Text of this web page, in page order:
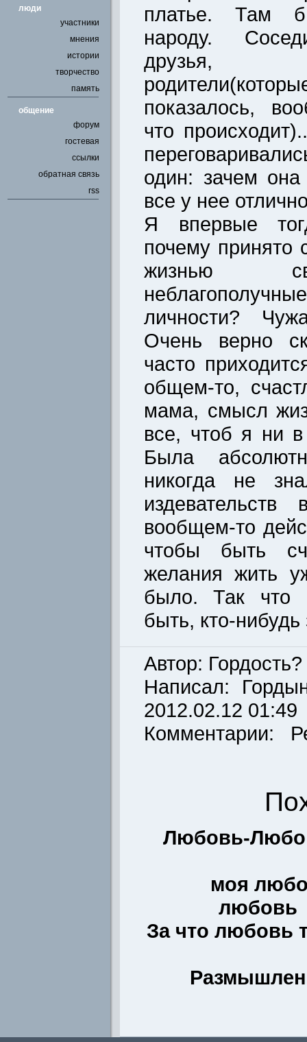
люди
участники
мнения
истории
творчество
память
общение
форум
гостевая
ссылки
обратная связь
rss
платье. Там
народу.
друзья,
показалось,
что
один: зачем
все у нее
Я впервые
почему принято
жизнью
личности?
Очень верно
часто
общем-то,
мама, смысл
все, чтоб я ни
Была
никогда не
вообщем-то
чтобы быть
желания жить
было. Так что
быть, кто-
Автор:
Написал:
2012.02.12 01:49
Комментарии:
Любовь-
моя
любовь
За что любовь